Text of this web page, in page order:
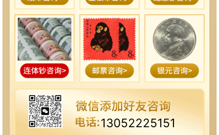
13052225151